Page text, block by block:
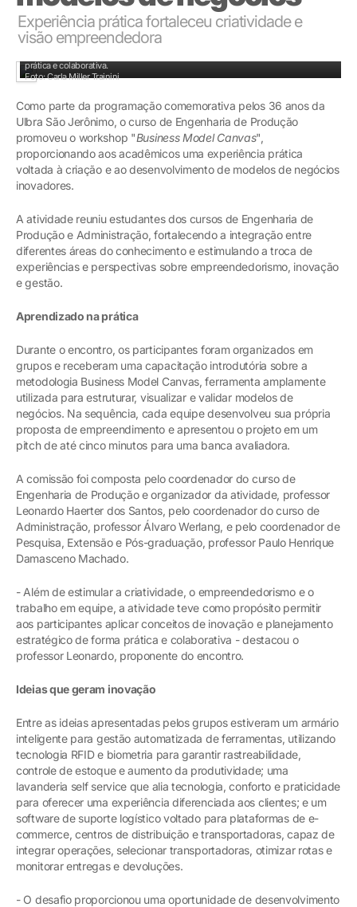
Experiência prática fortaleceu criatividade e
visão empreendedora
prática e colaborativa.
Foto: Carla Miller Trainini
Como parte da programação comemorativa pelos 36 anos da
Ulbra São Jerônimo, o curso de Engenharia de Produção
promoveu o workshop "Business Model Canvas",
proporcionando aos acadêmicos uma experiência prática
voltada à criação e ao desenvolvimento de modelos de negócios
inovadores.
A atividade reuniu estudantes dos cursos de Engenharia de
Produção e Administração, fortalecendo a integração entre
diferentes áreas do conhecimento e estimulando a troca de
experiências e perspectivas sobre empreendedorismo, inovação
e gestão.
Aprendizado na prática
Durante o encontro, os participantes foram organizados em
grupos e receberam uma capacitação introdutória sobre a
metodologia Business Model Canvas, ferramenta amplamente
utilizada para estruturar, visualizar e validar modelos de
negócios. Na sequência, cada equipe desenvolveu sua própria
proposta de empreendimento e apresentou o projeto em um
pitch de até cinco minutos para uma banca avaliadora.
A comissão foi composta pelo coordenador do curso de
Engenharia de Produção e organizador da atividade, professor
Leonardo Haerter dos Santos, pelo coordenador do curso de
Administração, professor Álvaro Werlang, e pelo coordenador de
Pesquisa, Extensão e Pós-graduação, professor Paulo Henrique
Damasceno Machado.
- Além de estimular a criatividade, o empreendedorismo e o
trabalho em equipe, a atividade teve como propósito permitir
aos participantes aplicar conceitos de inovação e planejamento
estratégico de forma prática e colaborativa - destacou o
professor Leonardo, proponente do encontro.
Ideias que geram inovação
Entre as ideias apresentadas pelos grupos estiveram um armário
inteligente para gestão automatizada de ferramentas, utilizando
tecnologia RFID e biometria para garantir rastreabilidade,
controle de estoque e aumento da produtividade; uma
lavanderia self service que alia tecnologia, conforto e praticidade
para oferecer uma experiência diferenciada aos clientes; e um
software de suporte logístico voltado para plataformas de e-
commerce, centros de distribuição e transportadoras, capaz de
integrar operações, selecionar transportadoras, otimizar rotas e
monitorar entregas e devoluções.
- O desafio proporcionou uma oportunidade de desenvolvimento